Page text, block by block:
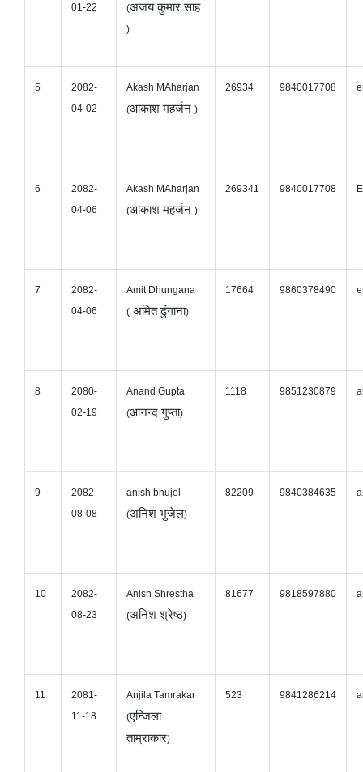
01-22
(अजय कुमार साह
)
5
2082-
04-02
Akash MAharjan
(आकाश महर्जन )
26934 9840017708
6
2082-
04-06
Akash MAharjan
(आकाश महर्जन )
269341 9840017708
7
2082-
04-06
Amit Dhungana
( अमित ढुंगाना)
17664 9860378490
8
2080-
02-19
Anand Gupta
(आनन्द गुप्ता)
1118 9851230879
9
2082-
08-08
anish bhujel
(अनिश भुजेल)
82209 9840384635
10
2082-
08-23
Anish Shrestha
(अनिश श्रेष्ठ)
81677 9818597880
11
2081-
11-18
Anjila Tamrakar
(एन्जिला
ताम्राकार)
523 9841286214